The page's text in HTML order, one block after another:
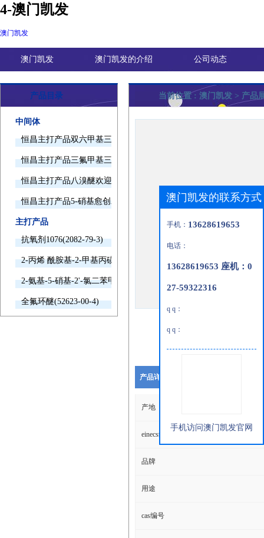
4-澳门凯发
澳门凯发
澳门凯发 澳门凯发的介绍 公司动态
产品目录
中间体
恒昌主打产品双六甲基三胺欢迎询价
恒昌主打产品三氟甲基三甲基硅烷欢迎询价
恒昌主打产品八溴醚欢迎询价
恒昌主打产品5-硝基愈创木酚钠欢迎询价
主打产品
抗氧剂1076(2082-79-3)
2-丙烯 酰胺基-2-甲基丙磺酸(15214-89-8)
2-氨基-5-硝基-2'-氯二苯甲酮(2011-66-7)
全氟环醚(52623-00-4)
当前位置 : 澳门凯发 > 产品
产品详细说明
产地
einecs编号
品牌
用途
cas编号
澳门凯发的联系方式
手机： 13628619653
电话：
13628619653 座机：0
27-59322316
q q：
q q：
手机访问澳门凯发官网